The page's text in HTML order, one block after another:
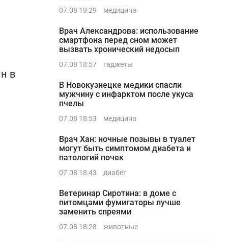
в
07.08 19:29 медицина
Врач Александрова: использование
смартфона перед сном может
вызвать хронический недосып
07.08 18:57 гаджеты
В Новокузнецке медики спасли
мужчину с инфарктом после укуса
пчелы
07.08 18:53 медицина
Врач Хан: ночные позывы в туалет
могут быть симптомом диабета и
патологий почек
07.08 18:43 диабет
Ветеринар Сиротина: в доме с
питомцами фумигаторы лучше
заменить спреями
07.08 18:28 животные